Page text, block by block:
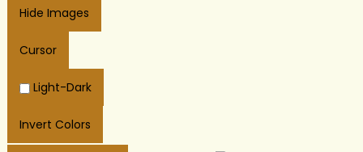
Hide Images
Cursor
Light-Dark
Invert Colors